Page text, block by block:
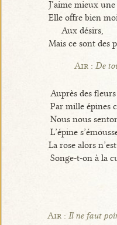
J’aime mieux
Elle offre bien
Aux désirs,
Mais ce sont des
Air : De
Auprès des
Par mille épines
Nous nous
L’épine
La rose alors
Songe-t-on à la
Air : Il ne faut